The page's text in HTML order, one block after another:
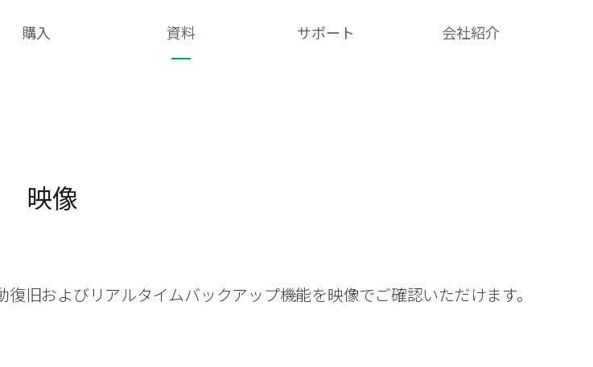
購入 資料 サポート 会社紹介​
映像
旧およびリアルタイムバックアップ機能を映像でご確認いただけます。